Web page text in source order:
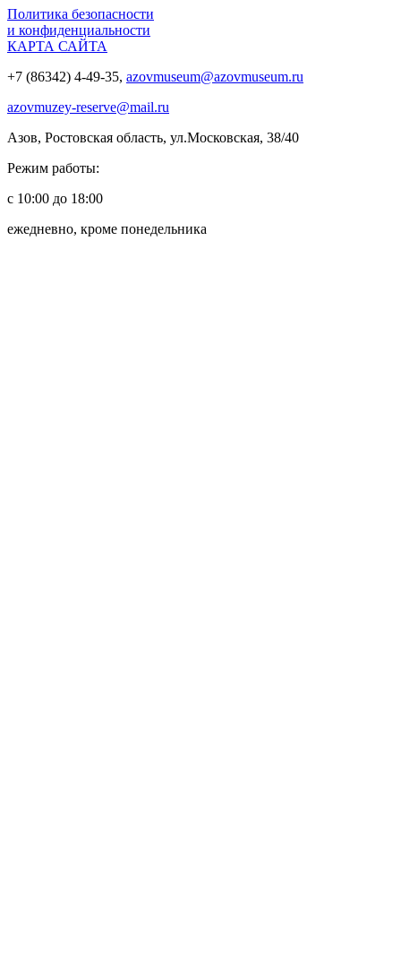
Политика безопасности
и конфиденциальности
КАРТА САЙТА
+7 (86342) 4-49-35, azovmuseum@azovmuseum.ru
azovmuzey-reserve@mail.ru
Азов, Ростовская область, ул.Московская, 38/40
Режим работы:
с 10:00 до 18:00
ежедневно, кроме понедельника